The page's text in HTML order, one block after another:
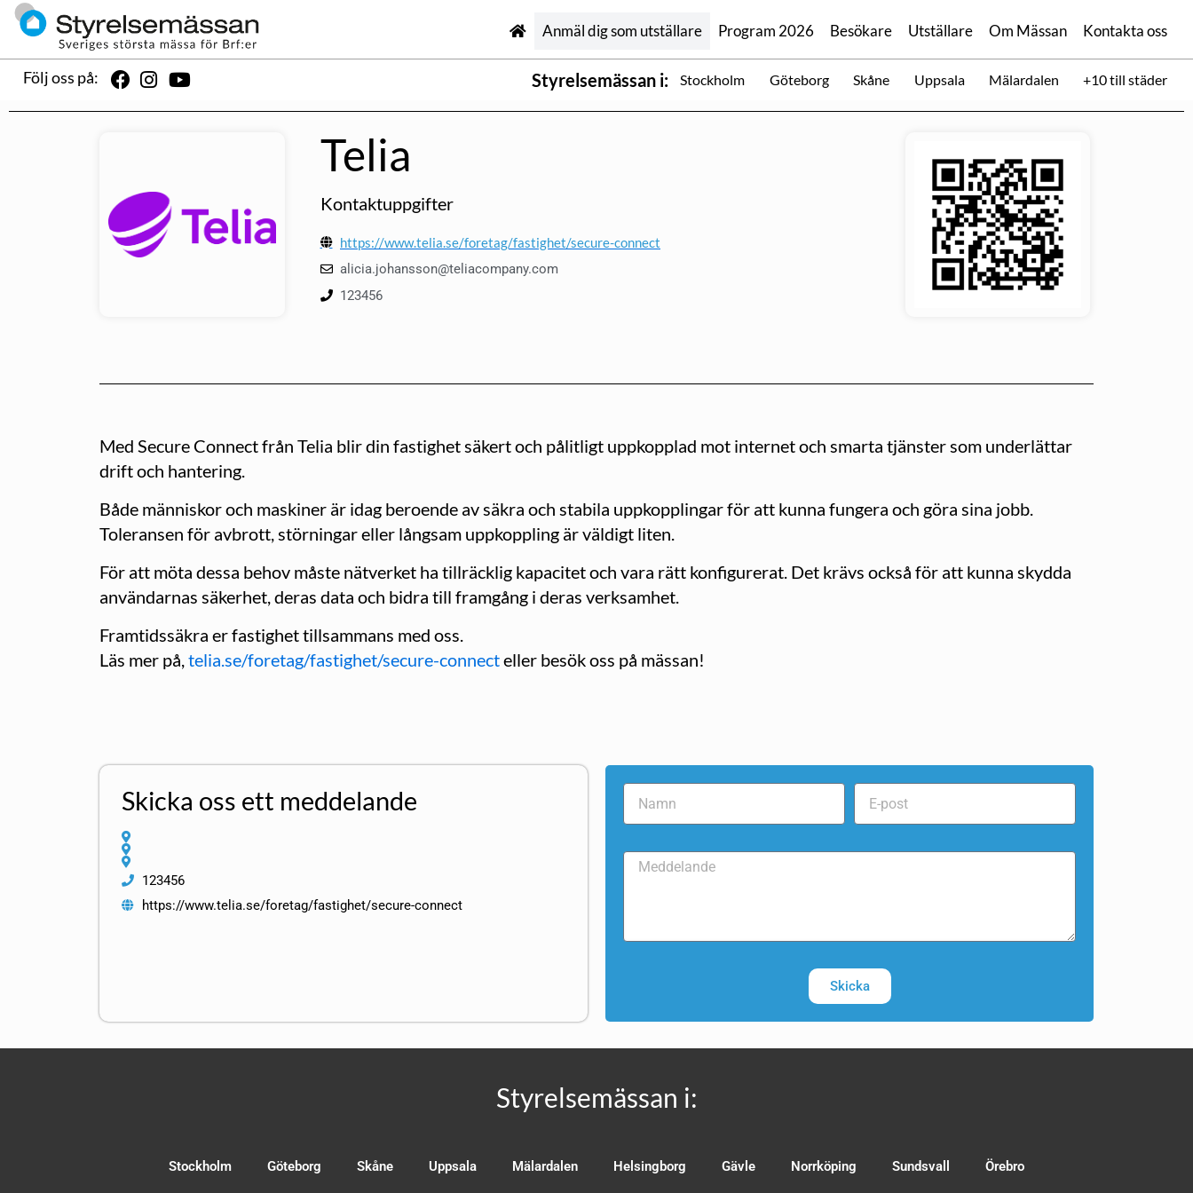
Anmäl dig som utställare Program 2026 Besökare Utställare Om Mässan Kontakta oss
Följ oss på: Styrelsemässan i: Stockholm Göteborg Skåne Uppsala Mälardalen +10 till städer
Telia
Kontaktuppgifter
https://www.telia.se/foretag/fastighet/secure-connect
alicia.johansson@teliacompany.com
123456
Med Secure Connect från Telia blir din fastighet säkert och pålitligt uppkopplad mot internet och smarta tjänster som underlättar
drift och hantering.
Både människor och maskiner är idag beroende av säkra och stabila uppkopplingar för att kunna fungera och göra sina jobb.
Toleransen för avbrott, störningar eller långsam uppkoppling är väldigt liten.
För att möta dessa behov måste nätverket ha tillräcklig kapacitet och vara rätt konfigurerat. Det krävs också för att kunna skydda
användarnas säkerhet, deras data och bidra till framgång i deras verksamhet.
Framtidssäkra er fastighet tillsammans med oss.
Läs mer på,telia.se/foretag/fastighet/secure-connecteller besök oss på mässan!
Skicka oss ett meddelande
123456
https://www.telia.se/foretag/fastighet/secure-connect
Skicka
Styrelsemässan i:
Stockholm Göteborg Skåne Uppsala Mälardalen Helsingborg Gävle Norrköping Sundsvall Örebro